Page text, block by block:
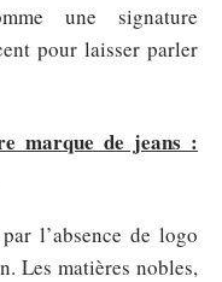
une signature
pour laisser parler
marque de jeans :
l’absence de logo
Les matières nobles,